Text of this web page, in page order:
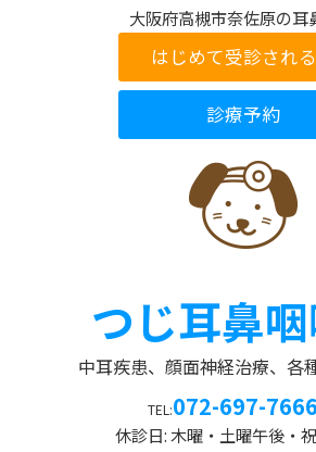
大阪府高槻市奈佐原の耳
つじ耳鼻
中耳疾患、顔面神経治療、各
TEL:072-697-7666
休診日: 木曜・土曜午後・